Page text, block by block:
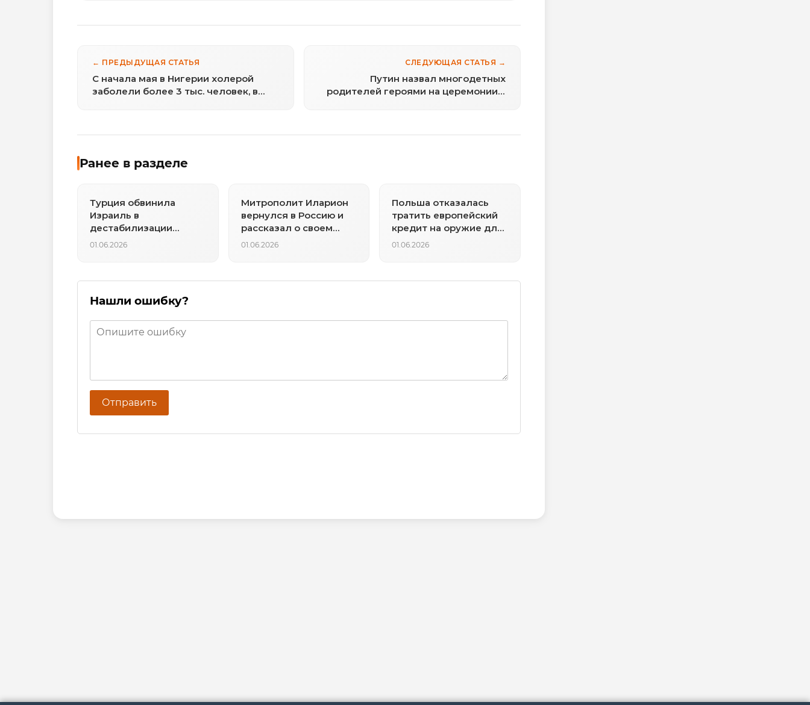
← ПРЕДЫДУЩАЯ СТАТЬЯ
С начала мая в Нигерии холерой
заболели более 3 тыс. человек, в
СЛЕДУЮЩАЯ СТАТЬЯ →
Путин назвал многодетных
родителей героями на церемонии в
Ранее в разделе
Турция обвинила
Израиль в
дестабилизации
Ливана
01.06.2026
Митрополит Иларион
вернулся в Россию и
рассказал о своем
задержании в Чехии
01.06.2026
Польша отказалась
тратить европейский
кредит на оружие для
Украины
01.06.2026
Нашли ошибку?
Отправить